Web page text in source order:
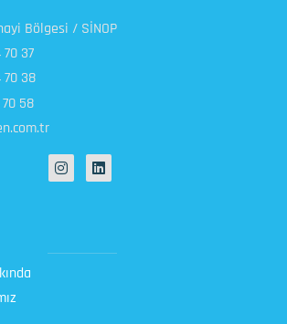
Bölgesi / SİNOP
37
38
58